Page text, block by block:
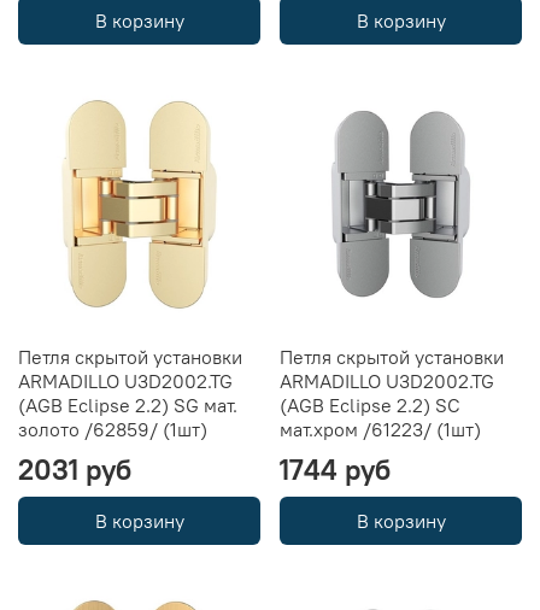
В корзину В корзину
Петля скрытой установки
ARMADILLO U3D2002.TG
(AGB Eclipse 2.2) SG мат.
золото /62859/ (1шт)
2031 руб
В корзину
Петля скрытой установки
ARMADILLO U3D2002.TG
(AGB Eclipse 2.2) SC
мат.хром /61223/ (1шт)
1744 руб
В корзину